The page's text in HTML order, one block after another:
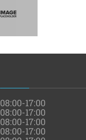
08:00-17:00
08:00-17:00
08:00-17:00
08:00-17:00